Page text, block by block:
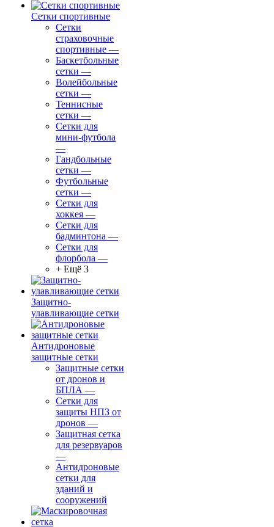
Сетки спортивные
Сетки
страховочные
спортивные —
Баскетбольные
сетки —
Волейбольные
сетки —
Теннисные
сетки —
Сетки для
мини-футбола
—
Гандбольные
сетки —
Футбольные
сетки —
Сетки для
хоккея —
Сетки для
бадминтона —
Сетки для
флорбола —
+ Ещё 3
Защитно-
улавливающие сетки
Антидроновые
защитные сетки
Защитные сетки
от дронов и
БПЛА —
Сетки для
защиты НПЗ от
дронов —
Защитная сетка
для резервуаров
—
Антидроновые
сетки для
зданий и
сооружений